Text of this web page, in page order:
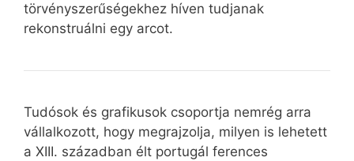
törvényszerűségekhez híven tudjanak
rekonstruálni egy arcot.
Tudósok és grafikusok csoportja nemrég arra
vállalkozott, hogy megrajzolja, milyen is lehetett
a XIII. században élt portugál ferences